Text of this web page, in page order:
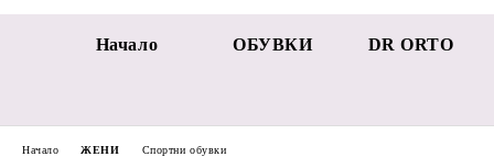
Начало ОБУВКИ DR ORTO
Начало ЖЕНИ Спортни обувки